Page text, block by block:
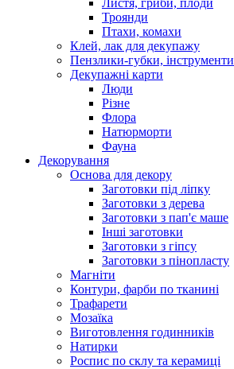
Троянди
Птахи, комахи
Клей, лак для декупажу
Пензлики-губки, інструменти
Декупажні карти
Люди
Різне
Флора
Натюрморти
Фауна
Декорування
Основа для декору
Заготовки під ліпку
Заготовки з дерева
Заготовки з пап'є маше
Інші заготовки
Заготовки з гіпсу
Заготовки з пінопласту
Магніти
Контури, фарби по тканині
Трафарети
Мозаїка
Виготовлення годинників
Натирки
Роспис по склу та керамиці